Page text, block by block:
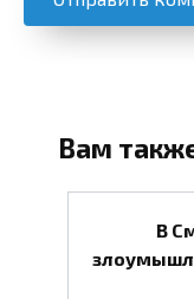
Вам
В